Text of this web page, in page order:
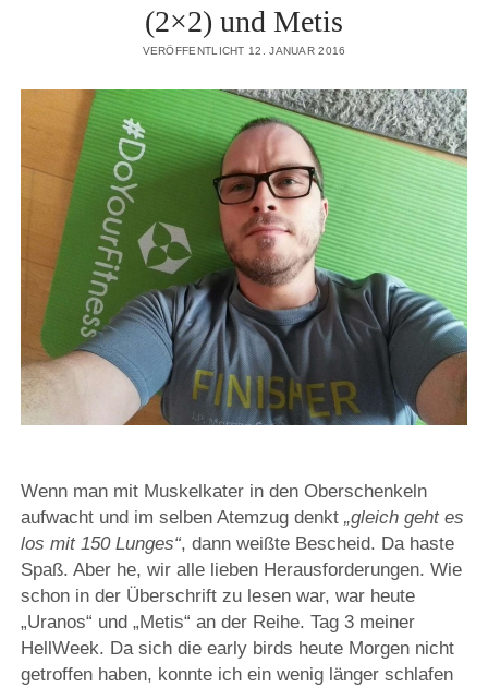
(2×2) und Metis
VERÖFFENTLICHT 12. JANUAR 2016
Wenn man mit Muskelkater in den Oberschenkeln
aufwacht und im selben Atemzug denkt „gleich geht es
los mit 150 Lunges“, dann weißte Bescheid. Da haste
Spaß. Aber he, wir alle lieben Herausforderungen. Wie
schon in der Überschrift zu lesen war, war heute
„Uranos“ und „Metis“ an der Reihe. Tag 3 meiner
HellWeek. Da sich die early birds heute Morgen nicht
getroffen haben, konnte ich ein wenig länger schlafen